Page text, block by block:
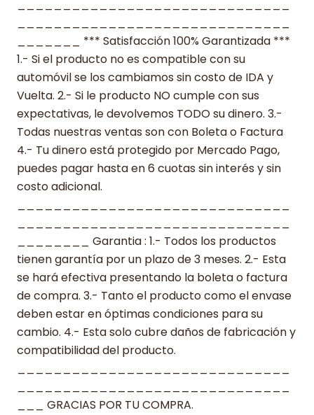
_______ *** Satisfacción 100% Garantizada ***
1.- Si el producto no es compatible con su
automóvil se los cambiamos sin costo de IDA y
Vuelta. 2.- Si le producto NO cumple con sus
expectativas, le devolvemos TODO su dinero. 3.-
Todas nuestras ventas son con Boleta o Factura
4.- Tu dinero está protegido por Mercado Pago,
puedes pagar hasta en 6 cuotas sin interés y sin
costo adicional.
________ Garantia : 1.- Todos los productos
tienen garantía por un plazo de 3 meses. 2.- Esta
se hará efectiva presentando la boleta o factura
de compra. 3.- Tanto el producto como el envase
deben estar en óptimas condiciones para su
cambio. 4.- Esta solo cubre daños de fabricación y
compatibilidad del producto.
___ GRACIAS POR TU COMPRA.